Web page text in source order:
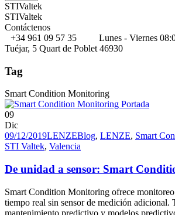
STIValtek
STIValtek
Contáctenos
+34 961 09 57 35
Lunes - Viernes
Tuéjar, 5 Quart de Poblet 46930
Tag
Smart Condition Monitoring
09
Dic
09/12/2019LENZEBlog, LENZE, Smart
STI Valtek, Valencia
De unidad a sensor: Smart
Smart Condition Monitoring ofrece
tiempo real sin sensor de medición adicional.
mantenimiento predictivo y modelos